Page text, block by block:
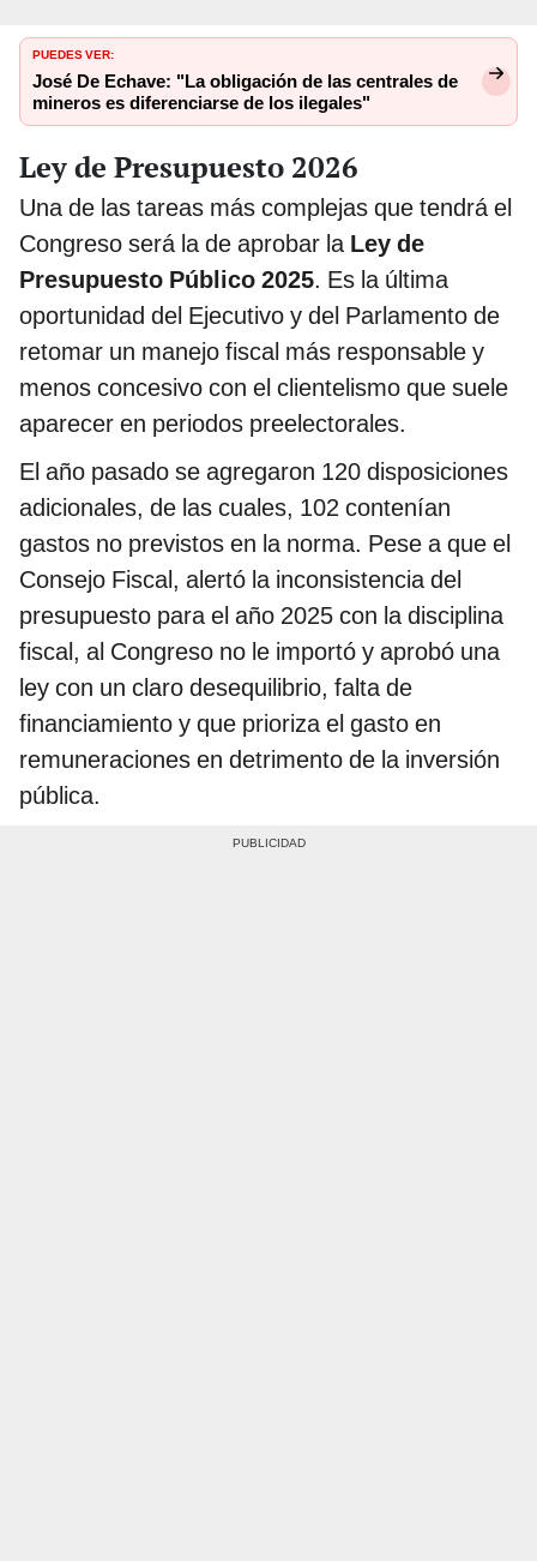
PUEDES VER:
José De Echave: "La obligación de las centrales de
mineros es diferenciarse de los ilegales"
Ley de Presupuesto 2026
Una de las tareas más complejas que tendrá el
Congreso será la de aprobar la Ley de
Presupuesto Público 2025. Es la última
oportunidad del Ejecutivo y del Parlamento de
retomar un manejo fiscal más responsable y
menos concesivo con el clientelismo que suele
aparecer en periodos preelectorales.
El año pasado se agregaron 120 disposiciones
adicionales, de las cuales, 102 contenían
gastos no previstos en la norma. Pese a que el
Consejo Fiscal, alertó la inconsistencia del
presupuesto para el año 2025 con la disciplina
fiscal, al Congreso no le importó y aprobó una
ley con un claro desequilibrio, falta de
financiamiento y que prioriza el gasto en
remuneraciones en detrimento de la inversión
pública.